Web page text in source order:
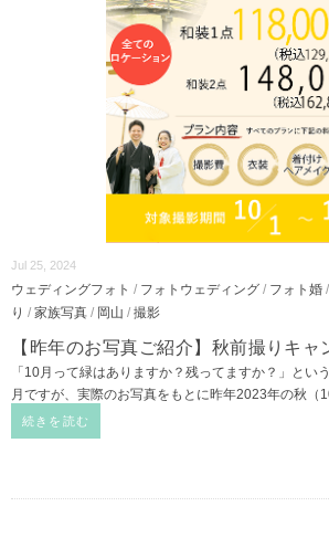
Jul 25, 2024
ウェディングフォト / フォトウェディング / フォト婚 /
り /家族写真 / 岡山 /撮影
【昨年のお写真ご紹介】秋前撮りキャ
「10月って緑はありますか？残ってますか？」とい
月ですが、実際のお写真をもとに昨年2023年の秋（
続きを読む